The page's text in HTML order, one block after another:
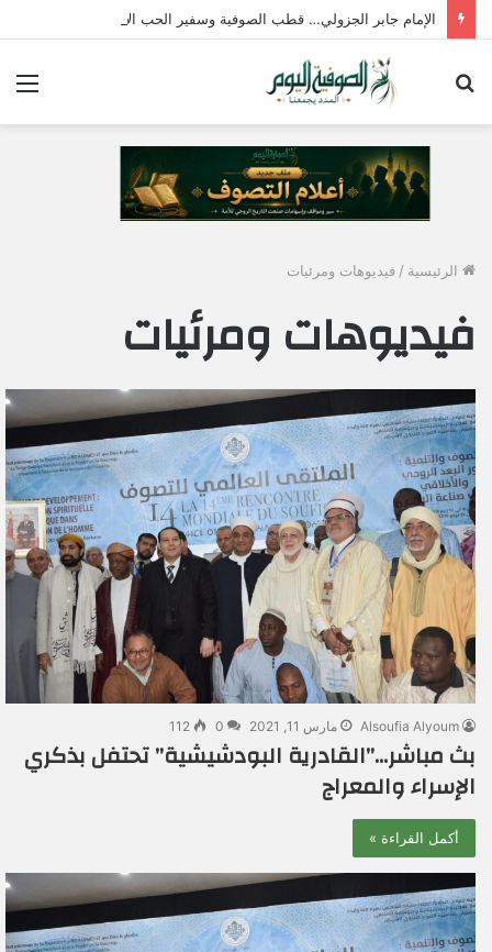
الإمام جابر الجزولي… قطب الصوفية وسفير الحب الإلهي في مصر
الرئيسية / فيديوهات ومرئيات
فيديوهات ومرئيات
Alsoufia Alyoum مارس 11, 2021 0
112
بث مباشر…”القادرية البودشيشية” تحتفل بذكري
الإسراء والمعراج
أكمل القراءة »